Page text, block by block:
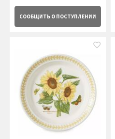
СООБЩИТЬ О ПОСТУПЛЕНИИ